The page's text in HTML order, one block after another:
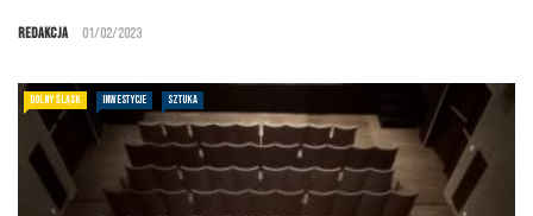
Redakcja 01/02/2023
DOLNY ŚLĄSK INWESTYCJE SZTUKA